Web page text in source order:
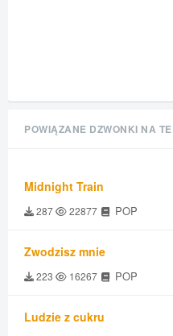
POWIĄZANE DZWONKI NA
Midnight Train
287 22877 POP
Zwodzisz mnie
223 16267 POP
Ludzie z cukru